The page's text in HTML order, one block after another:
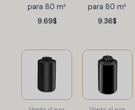
para 80 m²
9.69$
para 80 m²
9.36$